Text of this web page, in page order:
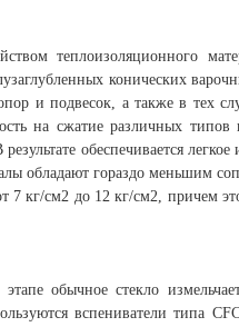
теплоизоляционного
конических
и подвесок, а также в тех
на сжатие различных
обеспечивается
обладают гораздо меньшим
7 кг/см2 до 12 кг/см2, причем
обычное стекло
вспениватели типа